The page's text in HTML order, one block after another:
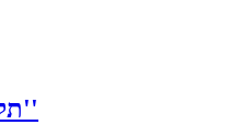
תלבושת לדורותי / אליס''